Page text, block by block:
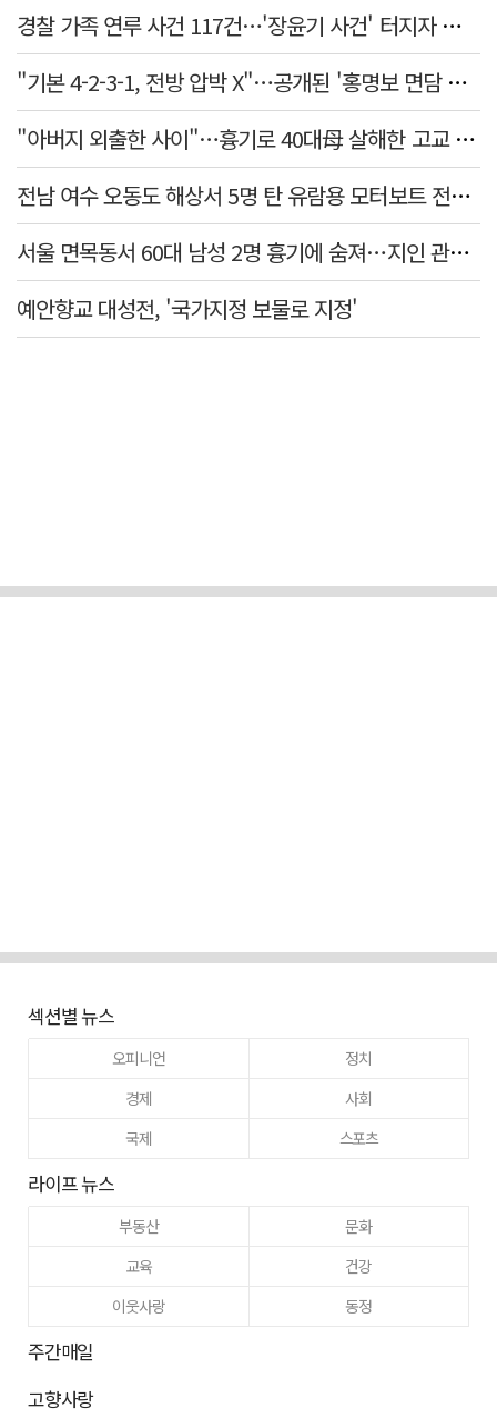
경찰 가족 연루 사건 117건…'장윤기 사건' 터지자 뒤늦게 전수조사
"기본 4-2-3-1, 전방 압박 X"…공개된 '홍명보 면담 수첩'
"아버지 외출한 사이"…흉기로 40대母 살해한 고교 자퇴생, 구속 기로에
전남 여수 오동도 해상서 5명 탄 유람용 모터보트 전복…2명 숨져
서울 면목동서 60대 남성 2명 흉기에 숨져…지인 관계로 추정
예안향교 대성전, '국가지정 보물로 지정'
섹션별 뉴스
오피니언
정치
경제
사회
국제
스포츠
라이프 뉴스
부동산
문화
교육
건강
이웃사랑
동정
주간매일
고향사랑